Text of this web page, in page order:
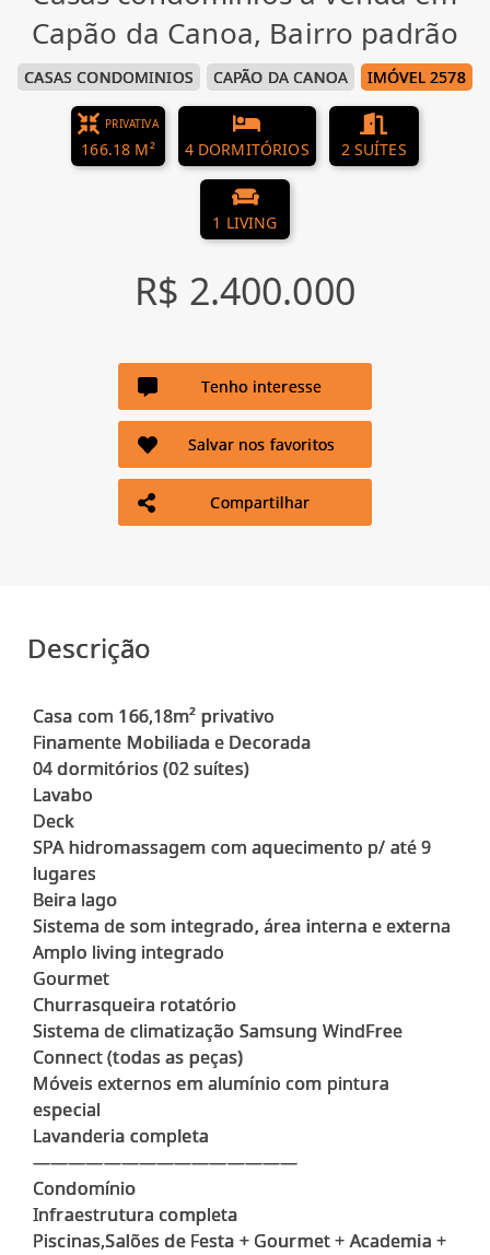
Capão da Canoa, Bairro padrão
CASAS CONDOMINIOS CAPÃO DA CANOA IMÓVEL 2578
PRIVATIVA
166.18 M² 4 DORMITÓRIOS 2 SUÍTES
1 LIVING
R$ 2.400.000
Tenho interesse
Salvar nos favoritos
Compartilhar
Descrição
Casa com 166,18m² privativo
Finamente Mobiliada e Decorada
04 dormitórios (02 suítes)
Lavabo
Deck
SPA hidromassagem com aquecimento p/ até 9
lugares
Beira lago
Sistema de som integrado, área interna e externa
Amplo living integrado
Gourmet
Churrasqueira rotatório
Sistema de climatização Samsung WindFree
Connect (todas as peças)
Móveis externos em alumínio com pintura
especial
Lavanderia completa
———————————————
Condomínio
Infraestrutura completa
Piscinas,Salões de Festa + Gourmet + Academia +